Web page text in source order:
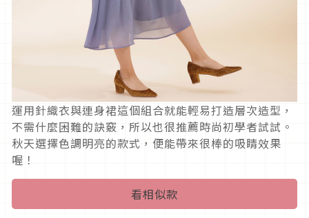
運用針織衣與連身裙這個組合就能輕易打造層次造型，
不需什麼困難的訣竅，所以也很推薦時尚初學者試試。
秋天選擇色調明亮的款式，便能帶來很棒的吸睛效果
喔！
看相似款